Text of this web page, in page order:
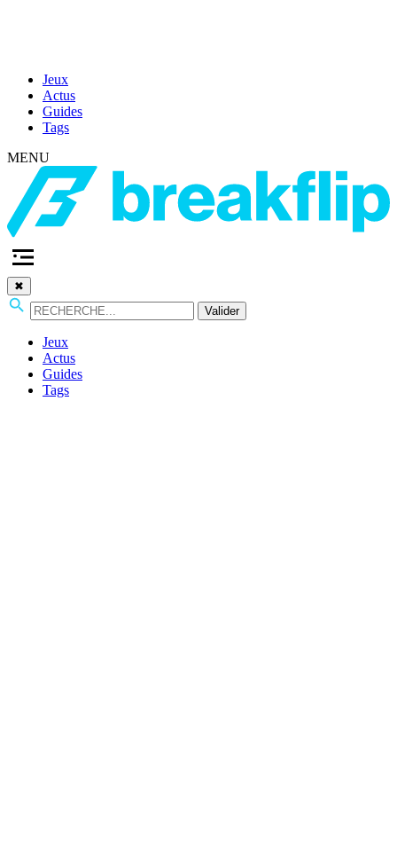
Jeux
Actus
Guides
Tags
MENU
✖
Valider
Jeux
Actus
Guides
Tags